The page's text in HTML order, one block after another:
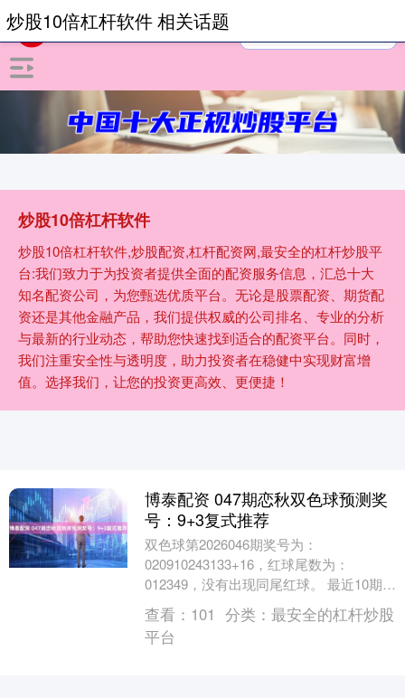
炒股10倍杠杆软件
炒股10倍杠杆软件,炒股配资,杠杆配资网,最安全的杠杆炒股平
台:我们致力于为投资者提供全面的配资服务信息，汇总十大
知名配资公司，为您甄选优质平台。无论是股票配资、期货配
资还是其他金融产品，我们提供权威的公司排名、专业的分析
与最新的行业动态，帮助您快速找到适合的配资平台。同时，
我们注重安全性与透明度，助力投资者在稳健中实现财富增
值。选择我们，让您的投资更高效、更便捷！
炒股10倍杠杆软件 相关话题
博泰配资 047期恋秋双色球预测奖
号：9+3复式推荐
双色球第2026046期奖号为：
020910243133+16，红球尾数为：
012349，没有出现同尾红球。 最近10期双
色球红球尾数0-9开出频次分别为：尾数....
查看： 101 分类： 最安全的杠杆炒股
平台